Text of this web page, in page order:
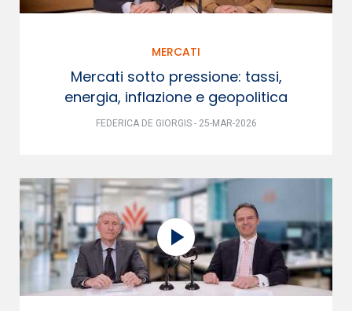
MERCATI
Mercati sotto pressione: tassi,
energia, inflazione e geopolitica
FEDERICA DE GIORGIS - 25-MAR-2026